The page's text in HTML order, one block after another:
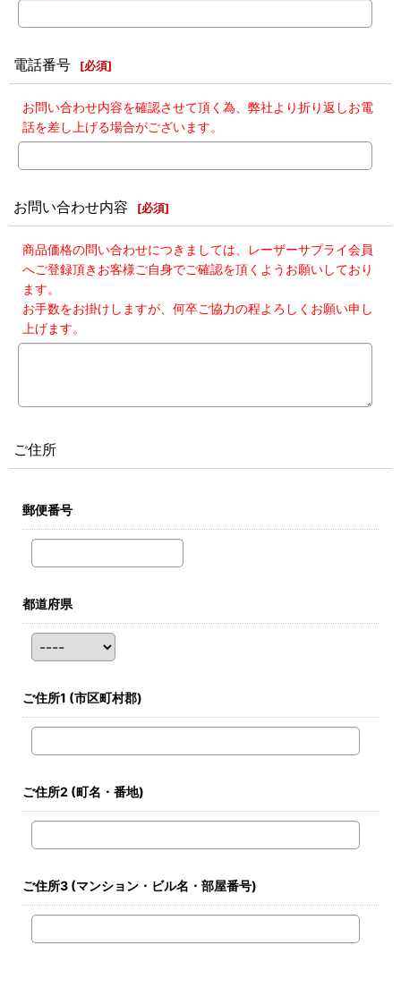
電話番号 [必須]
お問い合わせ内容を確認させて頂く為、弊社より折り返しお電
話を差し上げる場合がございます。
お問い合わせ内容 [必須]
商品価格の問い合わせにつきましては、レーザーサプライ会員
へご登録頂きお客様ご自身でご確認を頂くようお願いしており
ます。
お手数をお掛けしますが、何卒ご協力の程よろしくお願い申し
上げます。
ご住所
郵便番号
都道府県
ご住所1 (市区町村郡)
ご住所2 (町名・番地)
ご住所3 (マンション・ビル名・部屋番号)